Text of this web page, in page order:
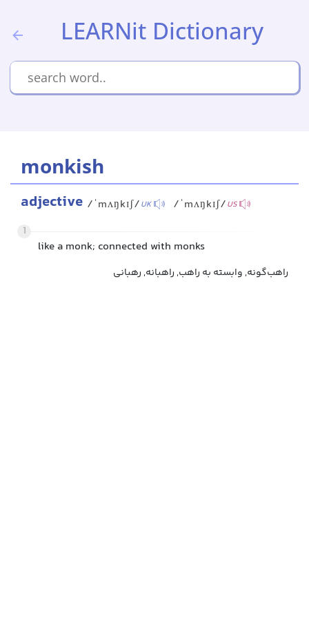
LEARNit Dictionary
monkish
adjective /ˈmʌŋkɪʃ/UK /ˈmʌŋkɪʃ/US
1
like a monk; connected with monks
راهب‌گونه, وابسته به راهب, راهبانه, رهبانی